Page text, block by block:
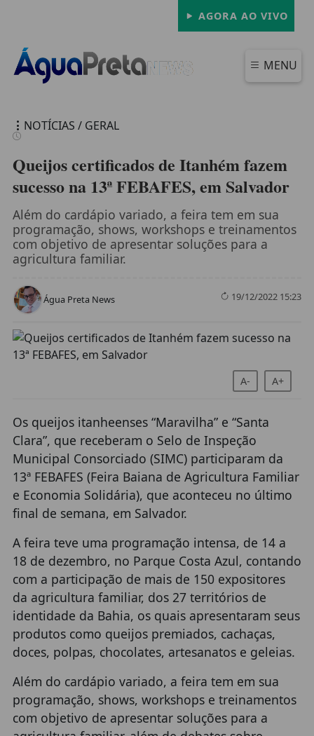
AGORA AO VIVO
MENU
FECHAR
NOTÍCIAS / GERAL
Queijos certificados de Itanhém fazem
sucesso na 13ª FEBAFES, em Salvador
Além do cardápio variado, a feira tem em sua
programação, shows, workshops e treinamentos
com objetivo de apresentar soluções para a
agricultura familiar.
Água Preta News 19/12/2022 15:23
A- A+
Os queijos itanheenses “Maravilha” e “Santa
Clara”, que receberam o Selo de Inspeção
Municipal Consorciado (SIMC) participaram da
13ª FEBAFES (Feira Baiana de Agricultura Familiar
e Economia Solidária), que aconteceu no último
final de semana, em Salvador.
A feira teve uma programação intensa, de 14 a
18 de dezembro, no Parque Costa Azul, contando
com a participação de mais de 150 expositores
da agricultura familiar, dos 27 territórios de
identidade da Bahia, os quais apresentaram seus
produtos como queijos premiados, cachaças,
doces, polpas, chocolates, artesanatos e geleias.
Além do cardápio variado, a feira tem em sua
programação, shows, workshops e treinamentos
com objetivo de apresentar soluções para a